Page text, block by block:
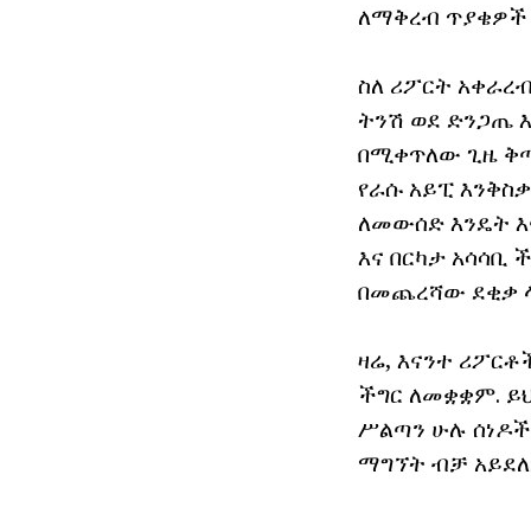
ለማቅረብ ጥያቄዎች
ስለ ሪፖርት
ትንሽ ወደ ድንጋጤ
በሚቀጥለው ጊዜ
የራሱ አይፒ
ለመውሰድ እንዴት
እና በርካታ
በመጨረሻው ደቂቃ
ዛሬ, እናንተ
ችግር ለመቋቋም.
ሥልጣን ሁሉ
ማግኘት ብቻ